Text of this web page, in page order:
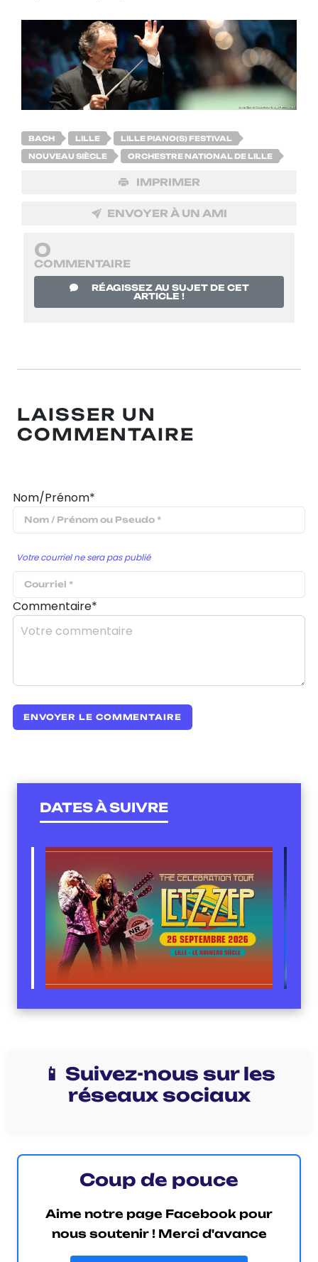
BACH LILLE LILLE PIANO(S) FESTIVAL
NOUVEAU SIÈCLE ORCHESTRE NATIONAL DE LILLE
IMPRIMER
ENVOYER À UN AMI
0
COMMENTAIRE
RÉAGISSEZ AU SUJET DE CET
ARTICLE !
LAISSER UN
COMMENTAIRE
Nom/Prénom*
Votre courriel ne sera pas publié
Commentaire*
DATES À SUIVRE
📱 Suivez-nous sur les
réseaux sociaux
Coup de pouce
Aime notre page Facebook pour
nous soutenir ! Merci d'avance